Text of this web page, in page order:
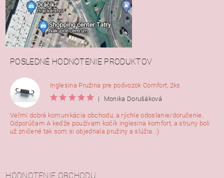
POSLEDNÉ HODNOTENIE PRODUKTOV
Inglesina Pružina pre podvozok Comfort, 2ks
|
Monika Dorušáková
Veľmi dobrá komunikácia obchodu, a rýchle odoslanie/doručenie.
Odporúčam A keďže používam kočík inglesina komfort, a struny boli
už zničené tak som si objednala pružiny a slúžia. :)
HODNOTENIE OBCHODU